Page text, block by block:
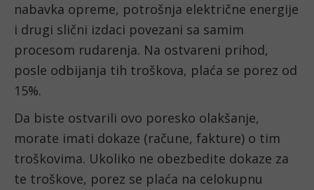
nabavka opreme, potrošnja električne energije
i drugi slični izdaci povezani sa samim
procesom rudarenja. Na ostvareni prihod,
posle odbijanja tih troškova, plaća se porez od
15%.
Da biste ostvarili ovo poresko olakšanje,
morate imati dokaze (račune, fakture) o tim
troškovima. Ukoliko ne obezbedite dokaze za
te troškove, porez se plaća na celokupnu